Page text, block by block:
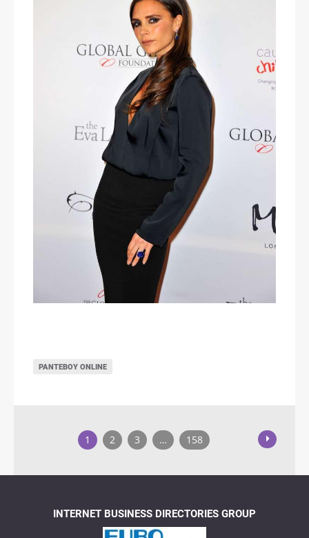
ΡΑΝΤΕΒΟΎ ONLINE
1 2 3 … 158
INTERNET BUSINESS DIRECTORIES GROUP